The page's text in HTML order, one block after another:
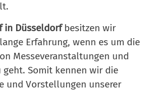
in Düsseldorfbesitzen wir
Erfahrung, wenn es um die
Messeveranstaltungen und
geht. Somit kennen wir die
und Vorstellungen unserer